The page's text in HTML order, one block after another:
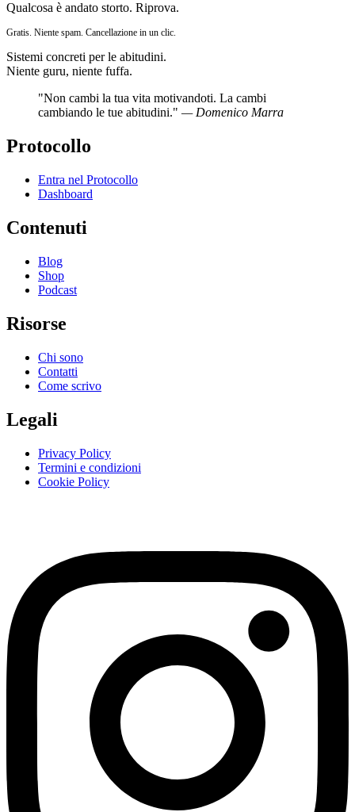
Qualcosa è andato storto. Riprova.
Gratis. Niente spam. Cancellazione in un clic.
Sistemi concreti per le abitudini.
Niente guru, niente fuffa.
"Non cambi la tua vita motivandoti. La cambi
cambiando le tue abitudini." — Domenico Marra
Protocollo
Entra nel Protocollo
Dashboard
Contenuti
Blog
Shop
Podcast
Risorse
Chi sono
Contatti
Come scrivo
Legali
Privacy Policy
Termini e condizioni
Cookie Policy